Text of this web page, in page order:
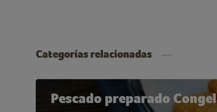
Categorías relacionadas
Pescado preparado